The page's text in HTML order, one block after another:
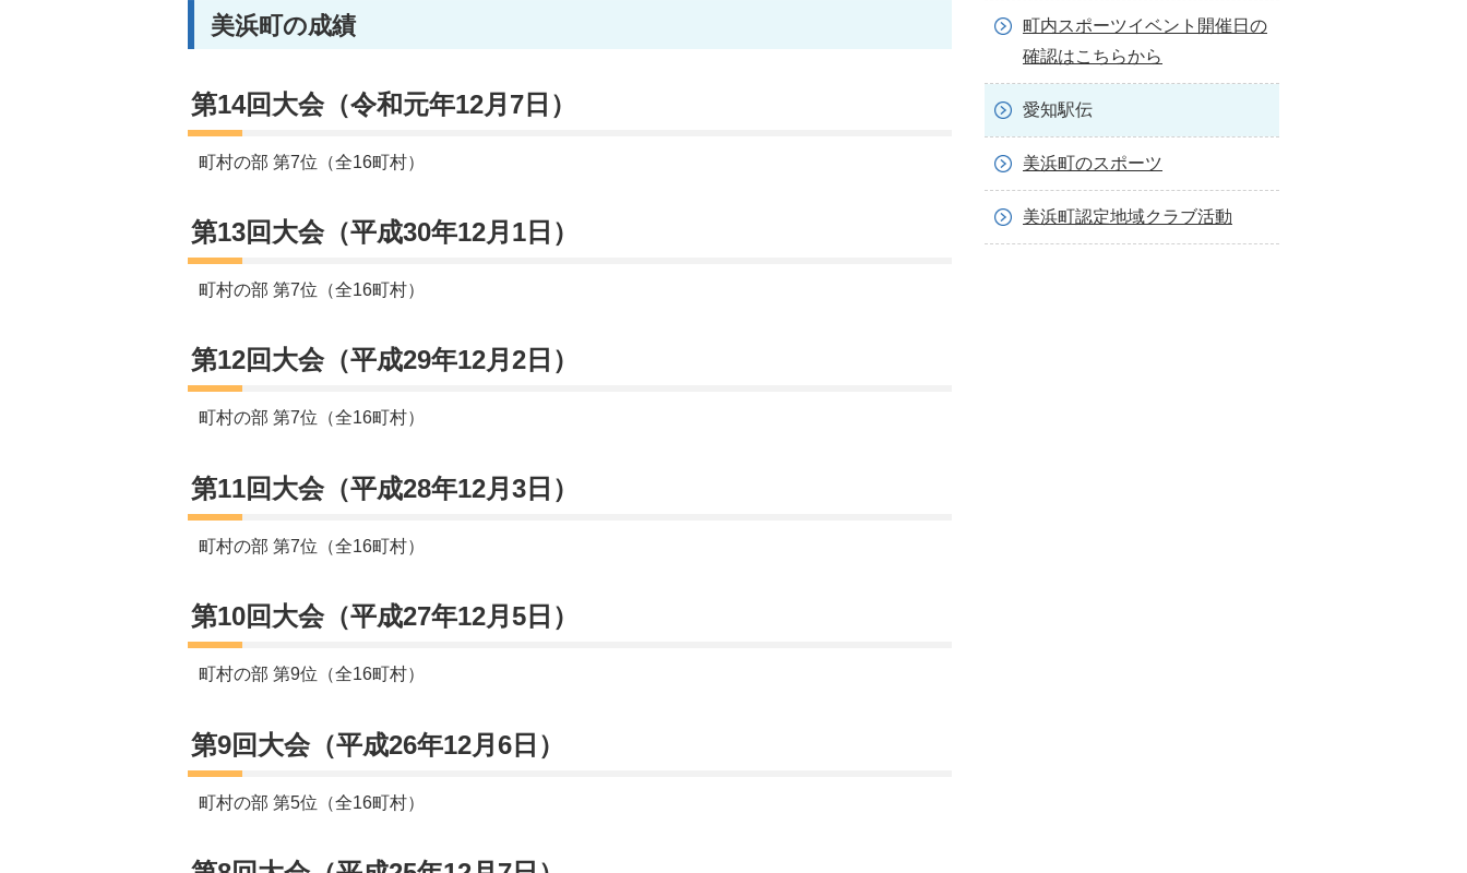
美浜町の成績
第14回大会（令和元年12月7日）
町村の部 第7位（全16町村）
第13回大会（平成30年12月1日）
町村の部 第7位（全16町村）
第12回大会（平成29年12月2日）
町村の部 第7位（全16町村）
第11回大会（平成28年12月3日）
町村の部 第7位（全16町村）
第10回大会（平成27年12月5日）
町村の部 第9位（全16町村）
第9回大会（平成26年12月6日）
町村の部 第5位（全16町村）
町内スポーツイベント開催日の
確認はこちらから
愛知駅伝
美浜町のスポーツ
美浜町認定地域クラブ活動